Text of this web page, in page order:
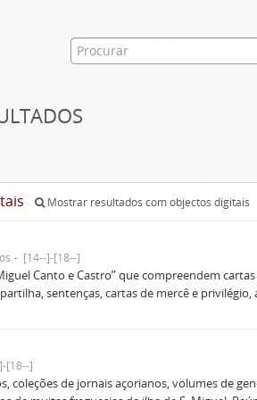
Mostrar resultados com objectos digitais
[14--]-[18--]
Canto e Castro” que compreendem
sentenças, cartas de mercê e privilégio,
[18--]
coleções de jornais açorianos, volumes de